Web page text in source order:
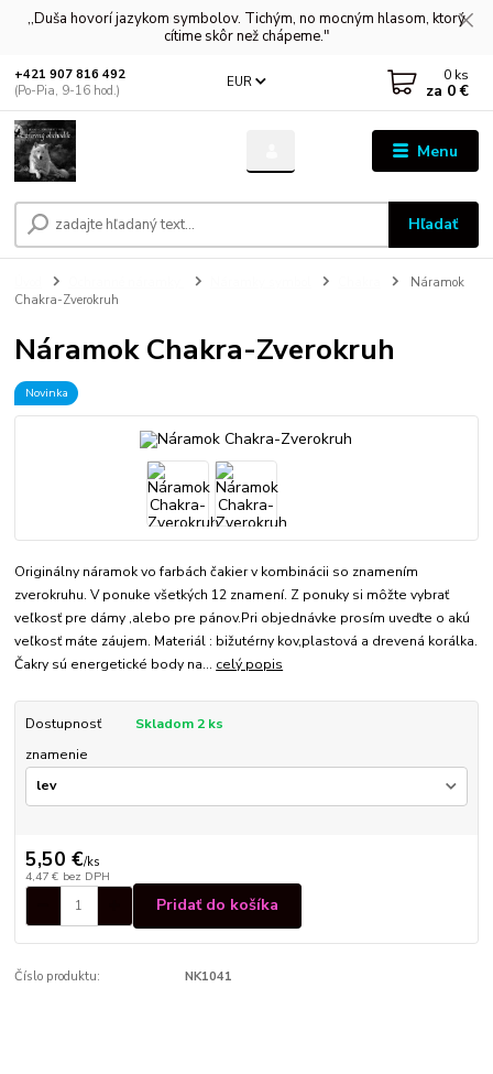
,,Duša hovorí jazykom symbolov. Tichým, no mocným hlasom, ktorý
cítime skôr než chápeme."
Menu
EUR
Hľadať
+421 907 816 492
(Po-Pia, 9-16 hod.)
0 ks
za 0 €
Náramok
Chakra-Zverokruh
Náramok Chakra-Zverokruh
Novinka
Originálny náramok vo farbách čakier v kombinácii so znamením
zverokruhu. V ponuke všetkých 12 znamení. Z ponuky si môžte vybrať
veľkosť pre dámy ,alebo pre pánov.Pri objednávke prosím uveďte o akú
veľkosť máte záujem. Materiál : bižutérny kov,plastová a drevená korálka.
Čakry sú energetické body na... celý popis
Dostupnosť
Skladom 2 ks
znamenie
5,50 €/ks
4,47 € bez DPH
Pridať do košíka
Číslo produktu: NK1041